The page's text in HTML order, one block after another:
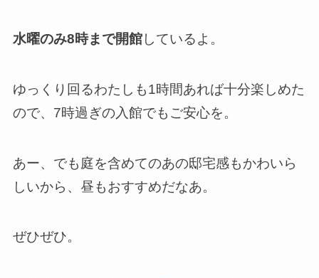
水曜のみ8時まで開館しているよ。
ゆっくり回るわたしも1時間あれば十分楽しめた
ので、 7時過ぎの入館でもご安心を。
あー、でも庭を含めてのあの邸宅感もかわいら
しいから、昼もおすすめだなあ。
ぜひぜひ。